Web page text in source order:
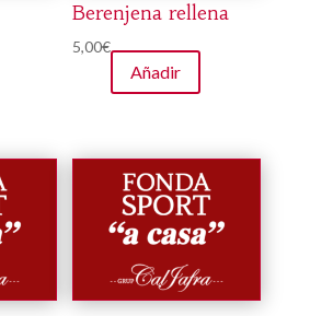
Berenjena rellena
5,00€
Añadir